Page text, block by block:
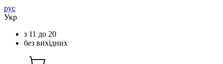
рус
Укр
з 11 до 20
без вихідних